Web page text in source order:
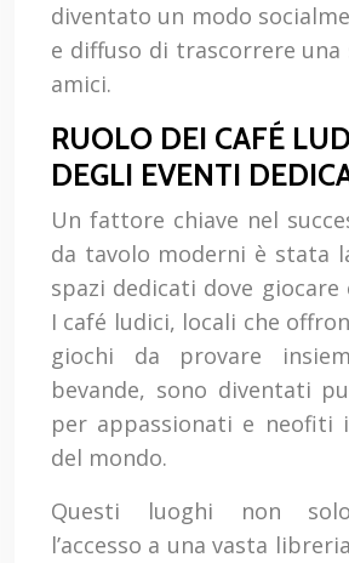
diventato un modo
e diffuso di trascorrere una
amici.
RUOLO DEI CAFÉ
DEGLI EVENTI
Un fattore chiave nel
da tavolo moderni è stata
spazi dedicati dove giocare
I café ludici, locali che
giochi da provare
bevande, sono diventati
per appassionati e neofiti
del mondo.
Questi luoghi non
l’accesso a una vasta